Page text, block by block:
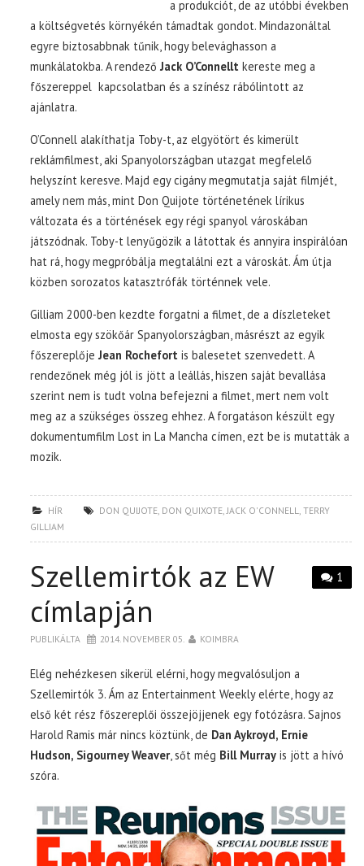
a produkciót, de az utóbbi években
a költségvetés környékén támadtak gondot. Mindazonáltal
egyre biztosabbnak tűnik, hogy belevághasson a
munkálatokba. A rendező Jack O’Connellt kereste meg a
főszereppel kapcsolatban és a színész rábólintott az
ajánlatra.
O’Connell alakíthatja Toby-t, az elgyötört és kimerült
reklámfilmest, aki Spanyolországban utazgat megfelelő
helyszínt keresve. Majd egy cigány megmutatja saját filmjét,
amely nem más, mint Don Quijote történetének lírikus
változata és a történések egy régi spanyol városkában
játszódnak. Toby-t lenyűgözik a látottak és annyira inspirálóan
hat rá, hogy megpróbálja megtalálni ezt a városkát. Ám útja
közben sorozatos katasztrófák történnek vele.
Gilliam 2000-ben kezdte forgatni a filmet, de a díszleteket
elmosta egy szökőár Spanyolországban, másrészt az egyik
főszereplőjeJean Rochefort is balesetet szenvedett. A
rendezőnek még jól is jött a leállás, hiszen saját bevallása
szerint nem is tudt volna befejezni a filmet, mert nem volt
meg az a szükséges összeg ehhez. A forgatáson készült egy
dokumentumfilm Lost in La Mancha címen, ezt be is mutatták a
mozik.
HÍR DON QUIJOTE, DON QUIXOTE,JACK O'CONNELL,TERRY
GILLIAM
1
Szellemirtók az EW
címlapján
PUBLIKÁLTA 2014. NOVEMBER 05. KOIMBRA
Elég nehézkesen sikerül elérni, hogy megvalósuljon a
Szellemirtók 3. Ám az Entertainment Weekly elérte, hogy az
első két rész főszereplői összejöjjenek egy fotózásra. Sajnos
Harold Ramis már nincs köztünk, de Dan Aykroyd, Ernie
Hudson, Sigourney Weaver, sőt még Bill Murray is jött a hívó
szóra.